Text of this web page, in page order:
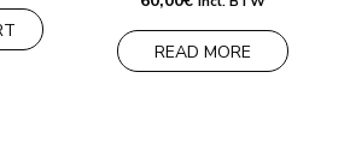
READ MORE